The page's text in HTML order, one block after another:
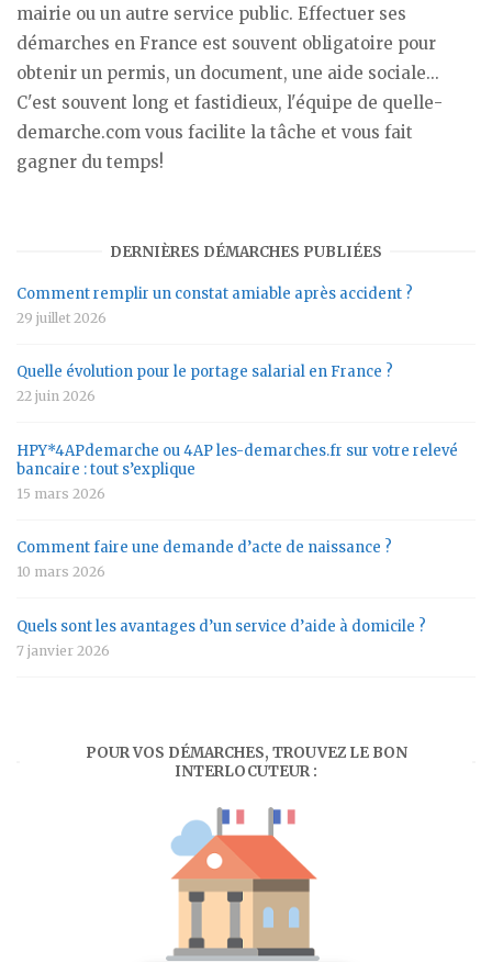
mairie ou un autre service public. Effectuer ses
démarches en France est souvent obligatoire pour
obtenir un permis, un document, une aide sociale...
C'est souvent long et fastidieux, l'équipe de quelle-
demarche.com vous facilite la tâche et vous fait
gagner du temps!
DERNIÈRES DÉMARCHES PUBLIÉES
Comment remplir un constat amiable après accident ?
29 juillet 2026
Quelle évolution pour le portage salarial en France ?
22 juin 2026
HPY*4APdemarche ou 4AP les-demarches.fr sur votre relevé
bancaire : tout s’explique
15 mars 2026
Comment faire une demande d’acte de naissance ?
10 mars 2026
Quels sont les avantages d’un service d’aide à domicile ?
7 janvier 2026
POUR VOS DÉMARCHES, TROUVEZ LE BON
INTERLOCUTEUR :